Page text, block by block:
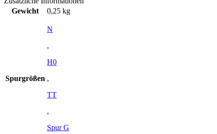
Gewicht
0,25 kg
Spurgrößen
N
,
H0
,
TT
,
Spur G